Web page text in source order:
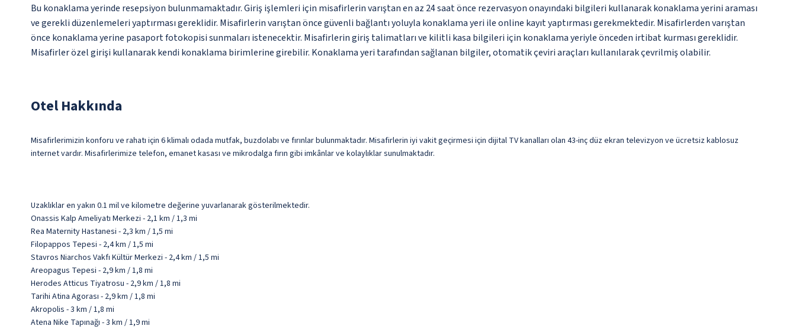
Bu konaklama yerinde resepsiyon bulunmamaktadır. Giriş işlemleri için misafirlerin varıştan en az 24 saat önce rezervasyon onayındaki bilgileri kullanarak konaklama yerini araması
ve gerekli düzenlemeleri yaptırması gereklidir. Misafirlerin varıştan önce güvenli bağlantı yoluyla konaklama yeri ile online kayıt yaptırması gerekmektedir. Misafirlerden varıştan
önce konaklama yerine pasaport fotokopisi sunmaları istenecektir. Misafirlerin giriş talimatları ve kilitli kasa bilgileri için konaklama yeriyle önceden irtibat kurması gereklidir.
Misafirler özel girişi kullanarak kendi konaklama birimlerine girebilir. Konaklama yeri tarafından sağlanan bilgiler, otomatik çeviri araçları kullanılarak çevrilmiş olabilir.
Otel Hakkında
Misafirlerimizin konforu ve rahatı için 6 klimalı odada mutfak, buzdolabı ve fırınlar bulunmaktadır. Misafirlerin iyi vakit geçirmesi için dijital TV kanalları olan 43-inç düz ekran televizyon ve ücretsiz kablosuz
internet vardır. Misafirlerimize telefon, emanet kasası ve mikrodalga fırın gibi imkânlar ve kolaylıklar sunulmaktadır.
Uzaklıklar en yakın 0.1 mil ve kilometre değerine yuvarlanarak gösterilmektedir.
Onassis Kalp Ameliyatı Merkezi - 2,1 km / 1,3 mi
Rea Maternity Hastanesi - 2,3 km / 1,5 mi
Filopappos Tepesi - 2,4 km / 1,5 mi
Stavros Niarchos Vakfı Kültür Merkezi - 2,4 km / 1,5 mi
Areopagus Tepesi - 2,9 km / 1,8 mi
Herodes Atticus Tiyatrosu - 2,9 km / 1,8 mi
Tarihi Atina Agorası - 2,9 km / 1,8 mi
Akropolis - 3 km / 1,8 mi
Atena Nike Tapınağı - 3 km / 1,9 mi